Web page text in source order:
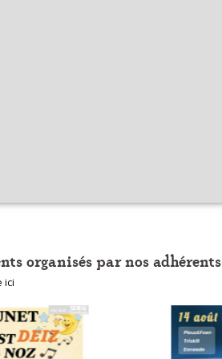
organisés par nos adhérents
ici